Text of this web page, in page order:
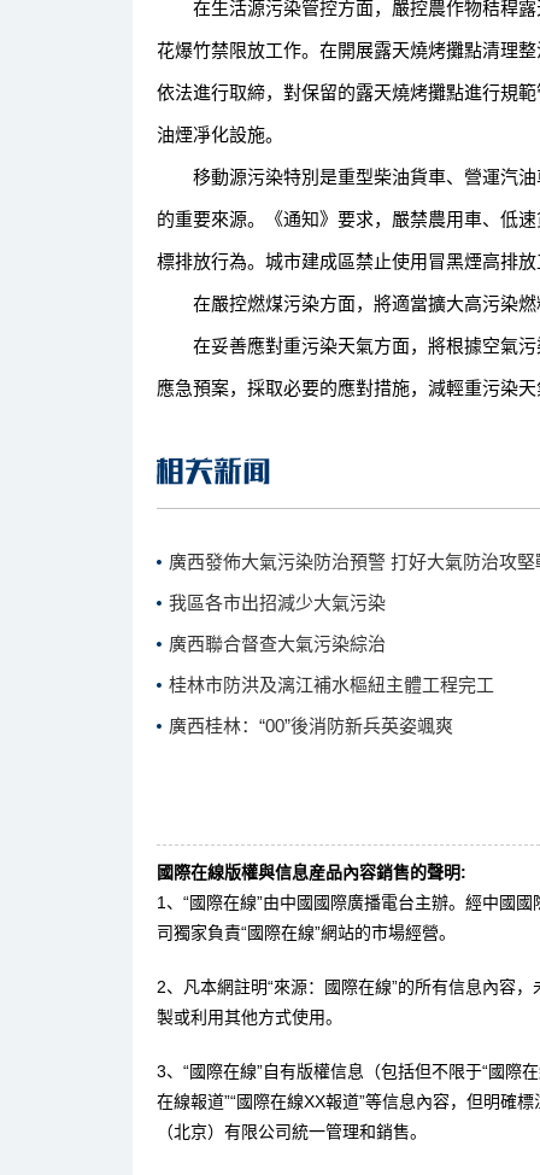
在生活源污染管控方面，嚴控農作物秸稈露
花爆竹禁限放工作。在開展露天燒烤攤點清理
依法進行取締，對保留的露天燒烤攤點進行規
油煙凈化設施。
移動源污染特別是重型柴油貨車、營運汽油
的重要來源。《通知》要求，嚴禁農用車、低
標排放行為。城市建成區禁止使用冒黑煙高排
在嚴控燃煤污染方面，將適當擴大高污染燃
在妥善應對重污染天氣方面，將根據空氣污
應急預案，採取必要的應對措施，減輕重污染
廣西發佈大氣污染防治預警 打好大氣防治攻堅
我區各市出招減少大氣污染
廣西聯合督查大氣污染綜治
桂林市防洪及漓江補水樞紐主體工程完工
廣西桂林：“00”後消防新兵英姿颯爽
國際在線版權與信息産品內容銷售的聲明:
1、“國際在線”由中國國際廣播電台主辦。經中國
司獨家負責“國際在線”網站的市場經營。
2、凡本網註明“來源：國際在線”的所有信息內容
製或利用其他方式使用。
3、“國際在線”自有版權信息（包括但不限于“國際
在線報道”“國際在線XX報道”等信息內容，但明確
（北京）有限公司統一管理和銷售。